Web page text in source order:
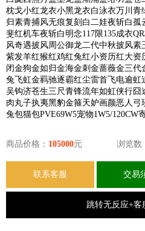
枕戈小红龙衣小黑龙衣白泳衣万川
归素青捕风无痕复刻白二娃夜斩白
斐红机车夜斩白明念117限135成衣
风奇遇披风周公御龙二代中秋披风
紫发羊红猴红鸡红兔红小资历红大
闭金狗金如归金海金刺金蔷薇金三
兔飞虹金羁驰逐霸红尘雷首飞电逾
吴钩济苍生三尺青锋流年如虹侠行
肉丸子执夷黑豹金箍天妒画颜恶人
兔包猫包PVE69W5宠物1W5/120CW
商品价格： 105000元 浏览数
联系客服 交易
跳转无反应+客